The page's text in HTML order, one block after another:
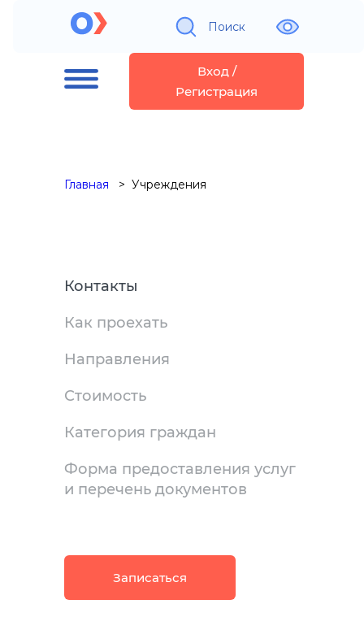
Поиск
Вход /
Регистрация
Главная Учреждения
Контакты
Как проехать
Направления
Стоимость
Категория граждан
Форма предоставления услуг
и перечень документов
Записаться